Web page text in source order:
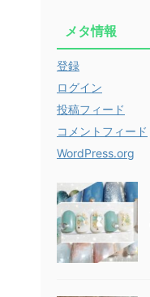
メタ情報
登録
ログイン
投稿フィード
コメントフィード
WordPress.org